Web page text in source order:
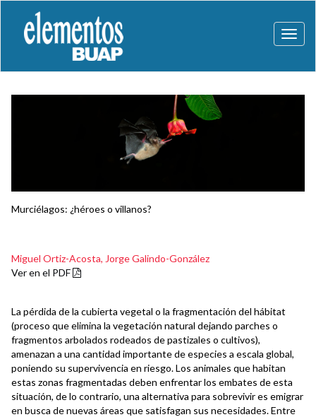
Murciélagos: ¿héroes o villanos?
Miguel Ortiz-Acosta, Jorge Galindo-González
Ver en el PDF
La pérdida de la cubierta vegetal o la fragmentación del hábitat
(proceso que elimina la vegetación natural dejando parches o
fragmentos arbolados rodeados de pastizales o cultivos),
amenazan a una cantidad importante de especies a escala global,
poniendo su supervivencia en riesgo. Los animales que habitan
estas zonas fragmentadas deben enfrentar los embates de esta
situación, de lo contrario, una alternativa para sobrevivir es emigrar
en busca de nuevas áreas que satisfagan sus necesidades. Entre